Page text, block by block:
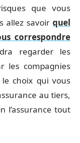
que vous
allez savoir quel
correspondre
regarder les
les compagnies
le choix qui vous
au tiers,
l’assurance tout